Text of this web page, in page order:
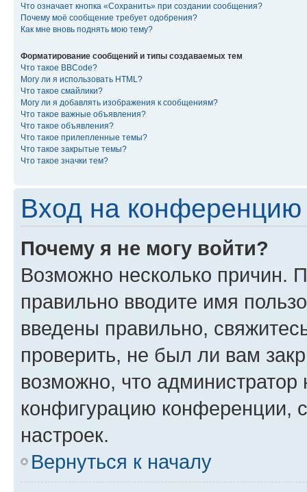
Что означает кнопка «Сохранить» при создании сообщения?
Почему моё сообщение требует одобрения?
Как мне вновь поднять мою тему?
Форматирование сообщений и типы создаваемых тем
Что такое BBCode?
Могу ли я использовать HTML?
Что такое смайлики?
Могу ли я добавлять изображения к сообщениям?
Что такое важные объявления?
Что такое объявления?
Что такое прилепленные темы?
Что такое закрытые темы?
Что такое значки тем?
Вход на конференцию
Почему я не могу войти?
Возможно несколько причин.
правильно вводите имя
введены правильно,
проверить, не был ли вам
возможно, что администратор
конфигурацию конференции,
настроек.
Вернуться к началу